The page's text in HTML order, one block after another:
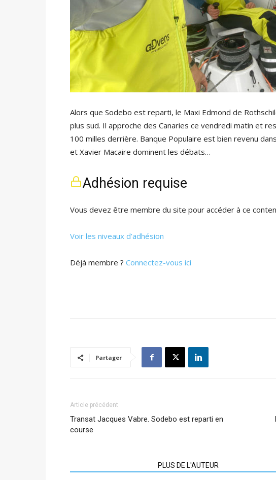
Alors que Sodebo est reparti, le Maxi Edmond de
plus sud. Il approche des Canaries ce vendredi matin et
100 milles derrière. Banque Populaire est bien revenu
et Xavier Macaire dominent les débats…
Adhésion requise
Vous devez être membre du site pour accéder à ce
Voir les niveaux d’adhésion
Déjà membre ? Connectez-vous ici
Partager
Article précédent
Transat Jacques Vabre. Sodebo est reparti en
course
PLUS DE L'AUTEUR